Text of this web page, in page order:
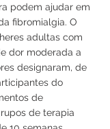
podem ajudar em
fibromialgia. O
adultas com
dor moderada a
designaram, de
do
de
de terapia